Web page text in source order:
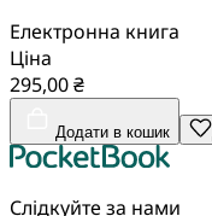
Електронна книга
Ціна
295,00 ₴
Додати в кошик
Слідкуйте за нами